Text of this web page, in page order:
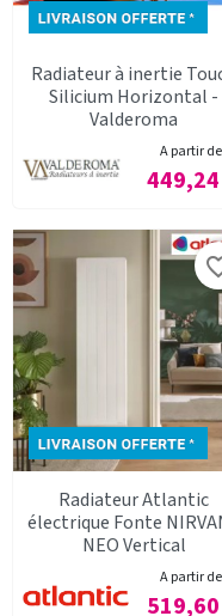
Radiateur à inertie
Silicium Horizontal -
Valderoma
A partir de
Prix
Radiateur Atlantic
électrique Fonte
NEO Vertical
A partir de
Prix